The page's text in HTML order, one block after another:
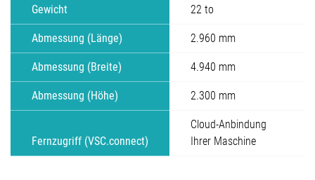
Gewicht 22 to
Abmessung (Länge) 2.960 mm
Abmessung (Breite) 4.940 mm
Abmessung (Höhe) 2.300 mm
Fernzugriff (VSC.connect)
Cloud-Anbindung
Ihrer Maschine